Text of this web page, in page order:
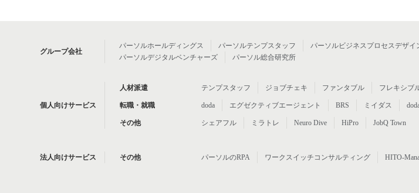
グループ会社
パーソルホールディングス パーソルテンプスタッフ パーソルビジネスプロセスデザイ
パーソルデジタルベンチャーズ
パーソル総合研究所
個人向けサービス
人材派遣 テンプスタッフ ジョブチェキ ファンタブル フレキシブ
転職・就職 doda エグゼクティブエージェント BRS ミイダス
その他 シェアフル ミラトレ Neuro Dive HiPro JobQ Town
法人向けサービス その他 パーソルのRPA ワークスイッチコンサルティング HITO-